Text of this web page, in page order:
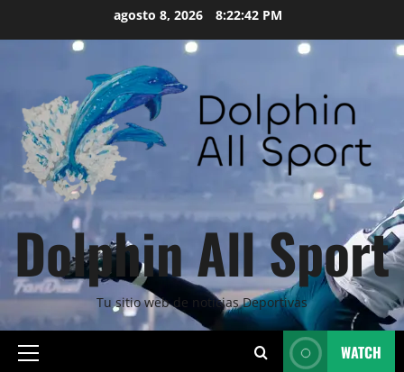
agosto 8, 2026 8:22:43 PM
Dolphin All Sport
Tu sitio web de noticias Deportivas
Primary
WATCH